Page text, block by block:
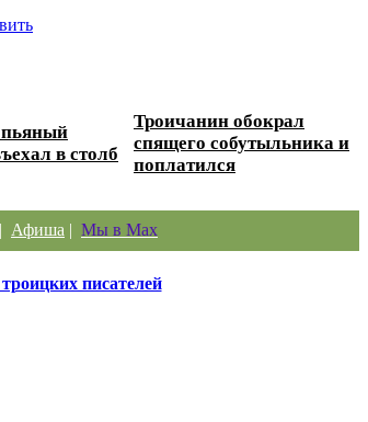
в столб
Троичанин обокрал
спящего собутыльника и
поплатился
| Афиша | Мы в Max
писателей